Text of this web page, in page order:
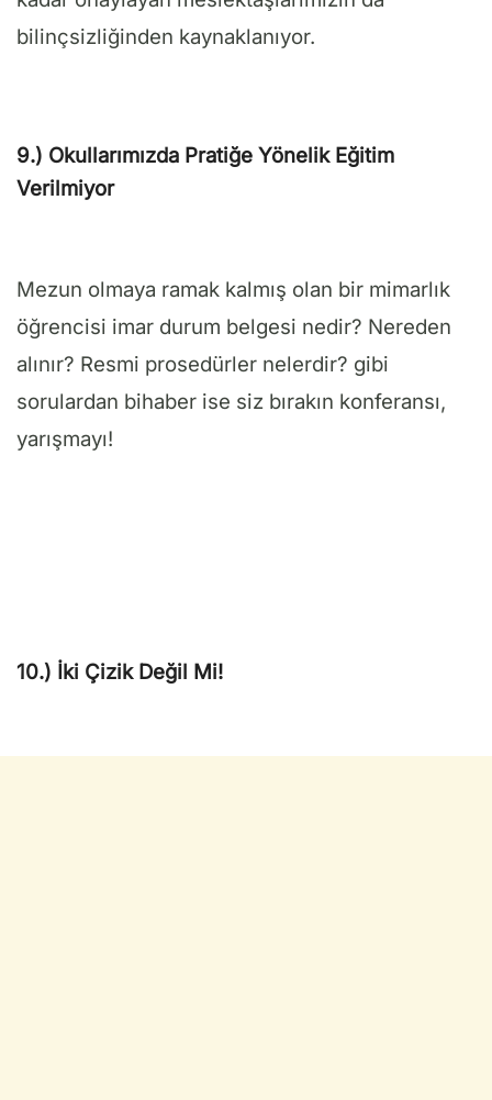
bilinçsizliğinden kaynaklanıyor.
9.) Okullarımızda Pratiğe Yönelik Eğitim
Verilmiyor
Mezun olmaya ramak kalmış olan bir mimarlık
öğrencisi imar durum belgesi nedir? Nereden
alınır? Resmi prosedürler nelerdir? gibi
sorulardan bihaber ise siz bırakın konferansı,
yarışmayı!
10.) İki Çizik Değil Mi!